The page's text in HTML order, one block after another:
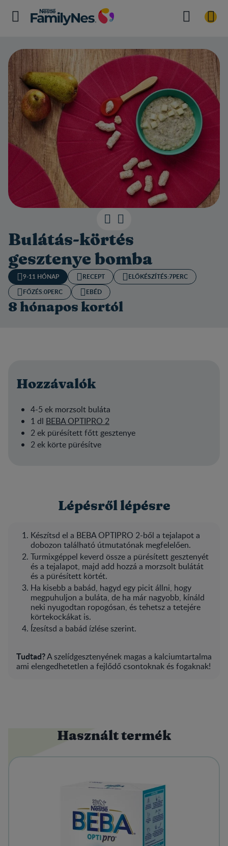
Bulátás-körtés
gesztenye bomba
9-11 HÓNAP RECEPT ELŐKÉSZÍTÉS:​7PERC
FŐZÉS:0PERC EBÉD
8 hónapos kortól
Hozzávalók
4-5 ek morzsolt buláta
1 dl BEBA OPTIPRO 2
2 ek pürésített főtt gesztenye
2 ek körte pürésítve
Lépésről lépésre
Készítsd el a BEBA OPTIPRO 2-ből a tejalapot a
dobozon található útmutatónak megfelelően.
Turmixgéppel keverd össze a pürésített gesztenyét
és a tejalapot, majd add hozzá a morzsolt bulátát
és a pürésített körtét.
Ha kisebb a babád, hagyd egy picit állni, hogy
megpuhuljon a buláta, de ha már nagyobb, kínáld
neki nyugodtan ropogósan, és tehetsz a tetejére
körtekockákat is.
Ízesítsd a babád ízlése szerint.
Tudtad?A szelídgesztenyének magas a kalciumtartalma
ami elengedhetetlen a fejlődő csontoknak és fogaknak!
Használt termék